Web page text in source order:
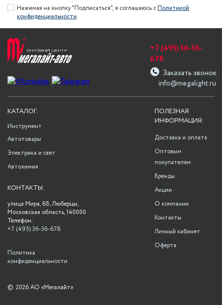
Нажимая на кнопку "Подписаться", я соглашаюсь сПолитикой
конфиденциальности
info@megalight.ru
+7 (495) 36-36-
678
Заказать звонок
ПОЛЕЗНАЯ
ИНФОРМАЦИЯ:
Доставка и оплата
Оптовым
покупателям
Бренды
Акции
О компании
Контакты
Личный кабинет
Оферта
КАТАЛОГ:
Инструмент
Автотовары
Электрика и свет
Автохимия
КОНТАКТЫ:
улица Мира, 8Б, Люберцы,
Московская область, 140000
Телефон:
+7 (495) 36-36-678
Политика
конфиденциальности
© 2026 АО «Мегалайт»